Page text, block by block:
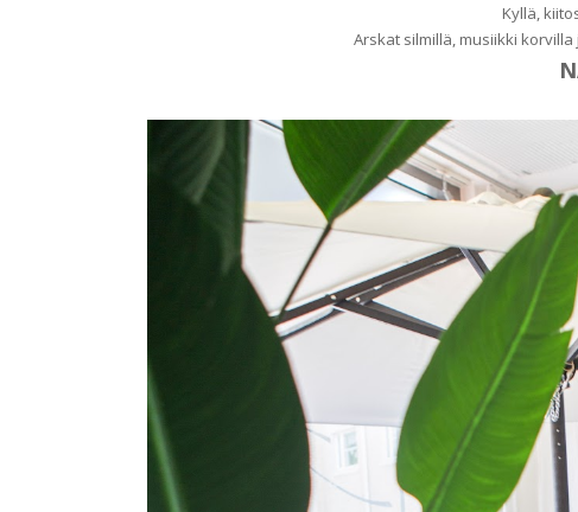
Kyllä,
Arskat silmillä, musiikki